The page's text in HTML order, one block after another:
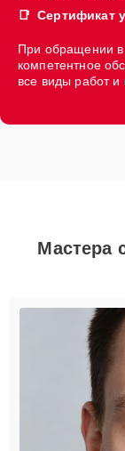
Сертификат
При обращении в
компетентное
все виды работ и
Мастера